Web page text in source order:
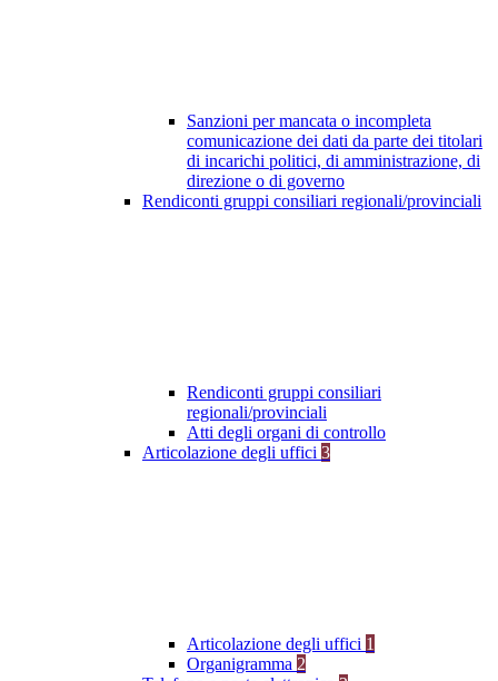
Sanzioni per mancata o incompleta
comunicazione dei dati da parte dei titolari
di incarichi politici, di amministrazione, di
direzione o di governo
Rendiconti gruppi consiliari regionali/provinciali
Rendiconti gruppi consiliari
regionali/provinciali
Atti degli organi di controllo
Articolazione degli uffici 3
Articolazione degli uffici 1
Organigramma 2